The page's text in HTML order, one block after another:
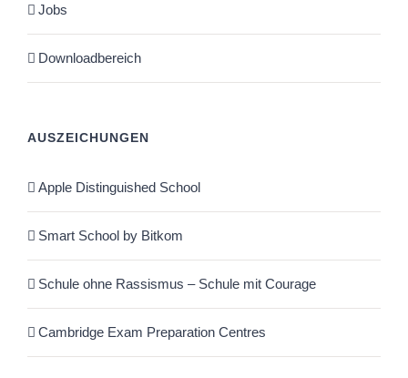
Jobs
Downloadbereich
AUSZEICHUNGEN
Apple Distinguished School
Smart School by Bitkom
Schule ohne Rassismus – Schule mit Courage
Cambridge Exam Preparation Centres